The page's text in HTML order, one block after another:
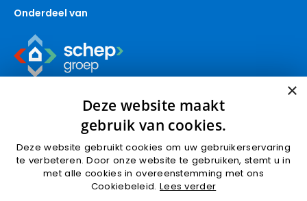
Contact
Capelle aan den IJssel
Den Haag
Gouda (wonen)
Gouda (bedrijven)
Pijnacker
Rotterdam
Onderdeel van
Algemene voorwaarden
Privacyverklaring
Cookies
×
Deze website maakt
gebruik van cookies.
Deze website gebruikt cookies om uw gebruikerservaring
te verbeteren. Door onze website te gebruiken, stemt u in
met alle cookies in overeenstemming met ons
Cookiebeleid. Lees verder